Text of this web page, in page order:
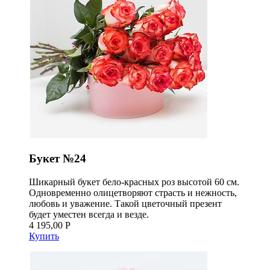
Букет №24
Шикарный букет бело-красных роз высотой 60 см.
Одновременно олицетворяют страсть и нежность,
любовь и уважение. Такой цветочный презент
будет уместен всегда и везде.
4 195,00 Р
Купить